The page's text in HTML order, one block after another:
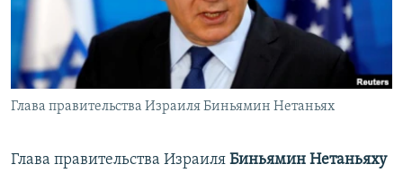
ПОБЕДИТЕЛЕЙ НЕ СУДЯТ?
КРЫМ.НЕПОКОРЕННЫЙ
ELIFBE
УКРАИНСКАЯ ПРОБЛЕМА КРЫМА
ПРИСОЕДИНЯЙТЕСЬ!
Глава правительства Израиля Биньямин Нетаньях
Глава правительства Израиля Биньямин Нетаньяху